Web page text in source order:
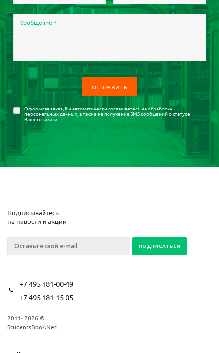
Сообщение *
Оформляя заказ, Вы автоматически соглашаетесь наобработку
персональных данных, а также на получение SMS сообщений о статусе
Вашего заказа
Подписывайтесь
на новости и акции
+7 495 181-00-49
+7 495 181-15-05
2011- 2026 ©
StudentsBook.Net